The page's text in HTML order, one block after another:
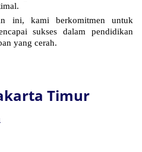
ini, kami berkomitmen untuk
sukses dalam pendidikan
yang cerah.